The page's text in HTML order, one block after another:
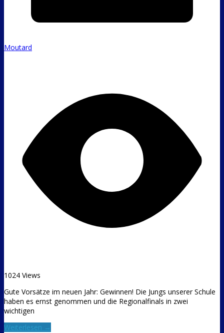
Moutard
1024 Views
Gute Vorsätze im neuen Jahr: Gewinnen! Die Jungs unserer Schule
haben es ernst genommen und die Regionalfinals in zwei
wichtigen
Weiterlesen →